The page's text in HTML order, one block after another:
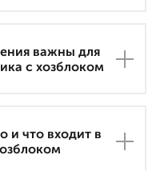
важны для
с хозблоком
и что входит в